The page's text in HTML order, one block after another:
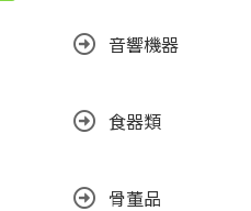
音響機器
食器類
骨董品